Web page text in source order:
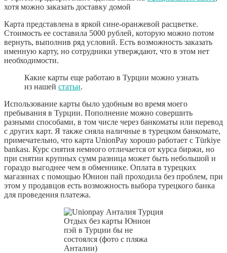
хотя можно заказать доставку домой
Карта представлена в яркой сине-оранжевой расцветке.
Стоимость ее составила 5000 рублей, которую можно потом
вернуть, выполнив ряд условий. Есть возможность заказать
именную карту, но сотрудники утверждают, что в этом нет
необходимости.
Какие карты еще работаю в Турции можно узнать
из нашей статьи.
Использование карты было удобным во время моего
пребывания в Турции. Пополнение можно совершить
разными способами, в том числе через банкоматы или перевод
с других карт. Я также сняла наличные в турецком банкомате,
примечательно, что карта UnionPay хорошо работает с Türkiye
bankası. Курс снятия немного отличается от курса биржи, но
при снятии крупных сумм разница может быть небольшой и
гораздо выгоднее чем в обменнике. Оплата в турецких
магазинах с помощью Юнион пай проходила без проблем, при
этом у продавцов есть возможность выбора турецкого банка
для проведения платежа.
Отдых без карты Юнион
пэй в Турции бы не
состоялся (фото с пляжа
Анталии)